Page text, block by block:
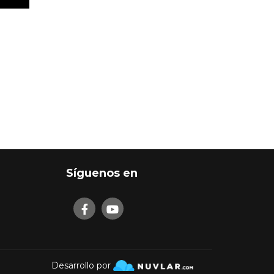
Síguenos en
Desarrollo por